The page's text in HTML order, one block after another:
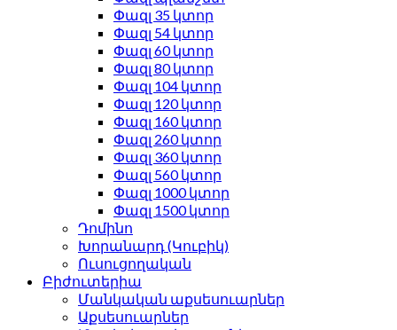
Փազլ 35 կտոր
Փազլ 54 կտոր
Փազլ 60 կտոր
Փազլ 80 կտոր
Փազլ 104 կտոր
Փազլ 120 կտոր
Փազլ 160 կտոր
Փազլ 260 կտոր
Փազլ 360 կտոր
Փազլ 560 կտոր
Փազլ 1000 կտոր
Փազլ 1500 կտոր
Դոմինո
Խորանարդ (Կուբիկ)
Ուսուցողական
Բիժուտերիա
Մանկական աքսեսուարներ
Աքսեսուարներ